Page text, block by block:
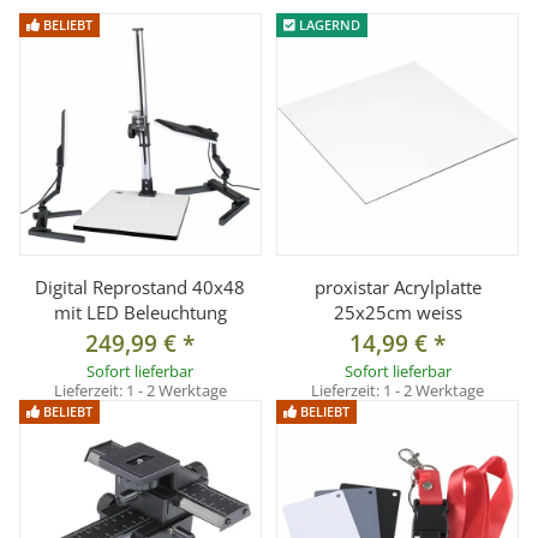
Professionelle Produktaufnahmen von kleineren und
mittleren Gegenständen
Zwei Öffnungen für verschiedenen
Kameraperspektiven
Silber reflektierender Innenraum
120 eingenähte SMD LED´s
4 farbige Hintergründe für farbliche Akzente
Technische Daten:
Strapazierfähiges Außenmaterial
Integrierte SMD LED-Leuchten mit insgesamt 50 Watt
Farbtemperatur: 5400° Kelvin
Farbwiedergabe RA > 85
Innenwände teils mit silberner Reflexionsfläche
BELIEBT
Digital Reprostand 40x48
mit LED Beleuchtung
249,99 €*
Sofort lieferbar
Lieferzeit: 1 - 2 Werktage
LAGERND
proxistar Acrylplatte
25x25cm weiss
14,99 €*
Sofort lieferbar
Lieferzeit: 1 - 2 Werktage
BELIEBT BELIEBT